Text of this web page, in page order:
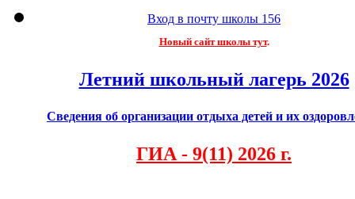
Вход в почту школы 156
Новый сайт школы тут.
Летний школьный лагерь 2026
Сведения об организации отдыха детей и их
ГИА - 9(11) 2026 г.